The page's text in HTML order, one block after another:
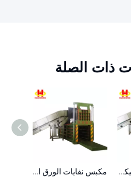
ذات الصلة
مكبس نفايات الورق المقوى الأوتوماتيكي الهيدروليكي الأفقي مع الحزام الناقل آلة التغذية الأوتوماتيكية للنفايات الورقية الأفقية